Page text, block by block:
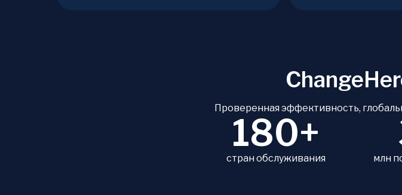
Проверенная эффективность,
180+
стран обслуживания млн